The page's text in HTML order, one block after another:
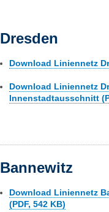
Dresden
Download Liniennetz
Download Liniennetz
Innenstadtausschnitt
Bannewitz
Download Liniennetz
(PDF, 542 KB)